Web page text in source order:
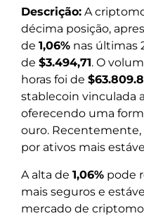
Descrição: A
décima posição,
de 1,06% nas últimas
de $3.494,71. O
horas foi de
stablecoin vinculada
oferecendo uma
ouro. Recentemente,
por ativos mais
A alta de 1,06% pode
mais seguros e
mercado de